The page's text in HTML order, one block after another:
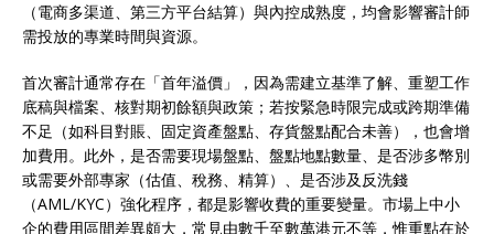
（電商多渠道、第三方平台結算）與內控成熟度，均會影響審計師
需投放的專業時間與資源。
首次審計通常存在「首年溢價」，因為需建立基準了解、重塑工作
底稿與檔案、核對期初餘額與政策；若按緊急時限完成或跨期準備
不足（如科目對賬、固定資產盤點、存貨盤點配合未善），也會增
加費用。此外，是否需要現場盤點、盤點地點數量、是否涉多幣別
或需要外部專家（估值、稅務、精算）、是否涉及反洗錢
（AML/KYC）強化程序，都是影響收費的重要變量。市場上中小
企的費用區間差異頗大，常見由數千至數萬港元不等，惟重點在於